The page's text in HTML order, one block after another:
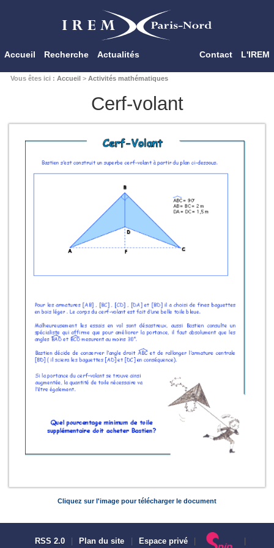
Accueil Recherche Actualités Contact L'IREM
Vous êtes ici : Accueil> Activités mathématiques
Cerf-volant
Cliquez sur l'image pour télécharger le document
RSS 2.0 Plan du site Espace privé